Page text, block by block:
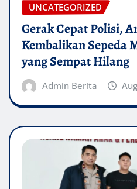
UNCATEGORIZED
Gerak Cepat Polisi,
Kembalikan Sepeda
yang Sempat Hilang
Admin Berita